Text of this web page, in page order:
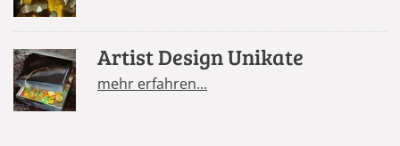
Artist Design Unikate
mehr erfahren...